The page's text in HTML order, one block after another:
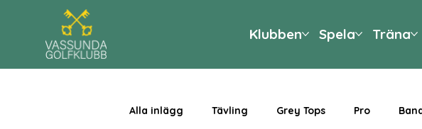
Klubben Spela Träna
Alla inlägg Tävling Grey Tops Pro